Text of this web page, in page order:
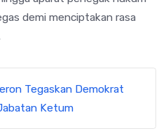
demi menciptakan rasa
Tegaskan Demokrat
Ketum